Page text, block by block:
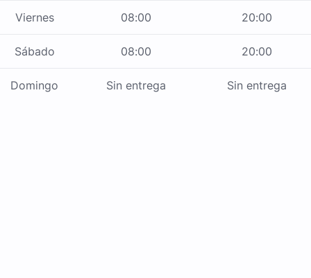
Viernes 08:00 20:00
Sábado 08:00 20:00
Domingo Sin entrega Sin entrega